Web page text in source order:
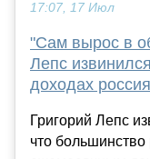
17:07, 17 Июл
"Сам вырос в
Лепс
доходах
Григорий Лепс
что